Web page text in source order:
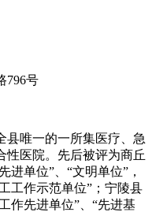
796号
县唯一的一所集医疗、急
性医院。先后被评为商丘
进单位”、“文明单位”，
工作示范单位”；宁陵县
作先进单位”、“先进基